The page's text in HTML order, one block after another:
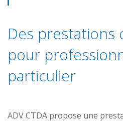
Des
pour
particulier
ADV CTDA propose une